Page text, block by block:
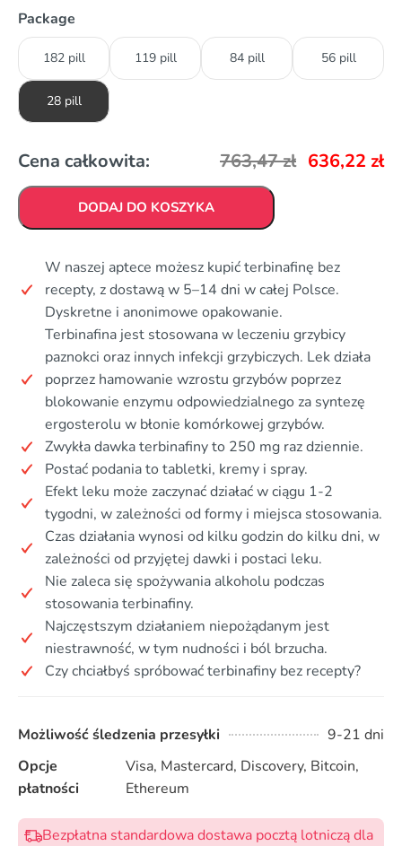
Package
182 pill 119 pill 84 pill 56 pill
28 pill
Cena całkowita: 763,47zł 636,22 zł
DODAJ DO KOSZYKA
W naszej aptece możesz kupić terbinafinę bez
recepty, z dostawą w 5–14 dni w całej Polsce.
Dyskretne i anonimowe opakowanie.
Terbinafina jest stosowana w leczeniu grzybicy
paznokci oraz innych infekcji grzybiczych. Lek działa
poprzez hamowanie wzrostu grzybów poprzez
blokowanie enzymu odpowiedzialnego za syntezę
ergosterolu w błonie komórkowej grzybów.
Zwykła dawka terbinafiny to 250 mg raz dziennie.
Postać podania to tabletki, kremy i spray.
Efekt leku może zaczynać działać w ciągu 1-2
tygodni, w zależności od formy i miejsca stosowania.
Czas działania wynosi od kilku godzin do kilku dni, w
zależności od przyjętej dawki i postaci leku.
Nie zaleca się spożywania alkoholu podczas
stosowania terbinafiny.
Najczęstszym działaniem niepożądanym jest
niestrawność, w tym nudności i ból brzucha.
Czy chciałbyś spróbować terbinafiny bez recepty?
Możliwość śledzenia przesyłki
9-21 dni
Opcje
płatności
Visa, Mastercard, Discovery, Bitcoin,
Ethereum
Bezpłatna standardowa dostawa pocztą lotniczą dla